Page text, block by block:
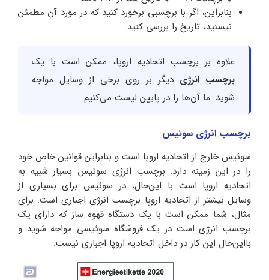
بنابراین، اگر با برچسبی برخورد کنید که در مورد آن مطمئن
نیستید، تاریخ را بررسی کنید.
علاوه بر برچسب اتحادیه اروپا، ممکن است با یک
برچسب انرژی دیگر بر روی برخی از وسایل مواجه
شوید. ما آن‌ها را در پایین لیست می‌کنیم.
برچسب انرژی سوئیس
سوئیس خارج از اتحادیه اروپا است و بنابراین قوانین خاص خود
را در این زمینه دارد. برچسب انرژی سوئیس بسیار شبیه به
اتحادیه اروپا است با این‌حال، در سوئیس برای بسیاری از
وسایل بیشتر از اتحادیه اروپا برچسب انرژی اجباری است. برای
مثال، شما ممکن است با یک دستگاه قهوه ساز که دارای یک
برچسب انرژی است در یک فروشگاه سوئیسی مواجه شوید و
بااین‌حال این کار در داخل اتحادیه اروپا اجباری نیست.